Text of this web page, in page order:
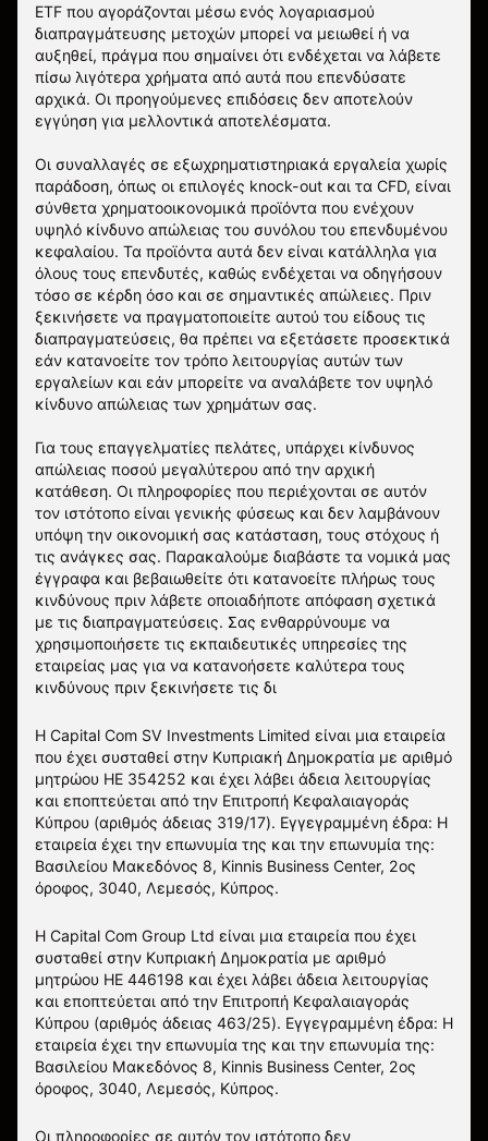
ETF που αγοράζονται μέσω ενός λογαριασμού
διαπραγμάτευσης μετοχών μπορεί να μειωθεί ή να
αυξηθεί, πράγμα που σημαίνει ότι ενδέχεται να λάβετε
πίσω λιγότερα χρήματα από αυτά που επενδύσατε
αρχικά. Οι προηγούμενες επιδόσεις δεν αποτελούν
εγγύηση για μελλοντικά αποτελέσματα.
Οι συναλλαγές σε εξωχρηματιστηριακά εργαλεία χωρίς
παράδοση, όπως οι επιλογές knock-out και τα CFD, είναι
σύνθετα χρηματοοικονομικά προϊόντα που ενέχουν
υψηλό κίνδυνο απώλειας του συνόλου του επενδυμένου
κεφαλαίου. Τα προϊόντα αυτά δεν είναι κατάλληλα για
όλους τους επενδυτές, καθώς ενδέχεται να οδηγήσουν
τόσο σε κέρδη όσο και σε σημαντικές απώλειες. Πριν
ξεκινήσετε να πραγματοποιείτε αυτού του είδους τις
διαπραγματεύσεις, θα πρέπει να εξετάσετε προσεκτικά
εάν κατανοείτε τον τρόπο λειτουργίας αυτών των
εργαλείων και εάν μπορείτε να αναλάβετε τον υψηλό
κίνδυνο απώλειας των χρημάτων σας.
Για τους επαγγελματίες πελάτες, υπάρχει κίνδυνος
απώλειας ποσού μεγαλύτερου από την αρχική
κατάθεση. Οι πληροφορίες που περιέχονται σε αυτόν
τον ιστότοπο είναι γενικής φύσεως και δεν λαμβάνουν
υπόψη την οικονομική σας κατάσταση, τους στόχους ή
τις ανάγκες σας. Παρακαλούμε διαβάστε τα νομικά μας
έγγραφα και βεβαιωθείτε ότι κατανοείτε πλήρως τους
κινδύνους πριν λάβετε οποιαδήποτε απόφαση σχετικά
με τις διαπραγματεύσεις. Σας ενθαρρύνουμε να
χρησιμοποιήσετε τις εκπαιδευτικές υπηρεσίες της
εταιρείας μας για να κατανοήσετε καλύτερα τους
κινδύνους πριν ξεκινήσετε τις δι
Η Capital Com SV Investments Limited είναι μια εταιρεία
που έχει συσταθεί στην Κυπριακή Δημοκρατία με αριθμό
μητρώου HE 354252 και έχει λάβει άδεια λειτουργίας
και εποπτεύεται από την Επιτροπή Κεφαλαιαγοράς
Κύπρου (αριθμός άδειας 319/17). Εγγεγραμμένη έδρα: Η
εταιρεία έχει την επωνυμία της και την επωνυμία της:
Βασιλείου Μακεδόνος 8, Kinnis Business Center, 2ος
όροφος, 3040, Λεμεσός, Κύπρος.
Η Capital Com Group Ltd είναι μια εταιρεία που έχει
συσταθεί στην Κυπριακή Δημοκρατία με αριθμό
μητρώου ΗΕ 446198 και έχει λάβει άδεια λειτουργίας
και εποπτεύεται από την Επιτροπή Κεφαλαιαγοράς
Κύπρου (αριθμός άδειας 463/25). Εγγεγραμμένη έδρα: Η
εταιρεία έχει την επωνυμία της και την επωνυμία της:
Βασιλείου Μακεδόνος 8, Kinnis Business Center, 2ος
όροφος, 3040, Λεμεσός, Κύπρος.
Οι πληροφορίες σε αυτόν τον ιστότοπο δεν